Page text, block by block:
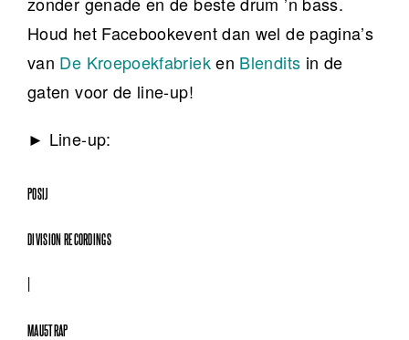
Houd het Facebookevent dan wel de pagina’s
van De Kroepoekfabrieken Blendits in de
gaten voor de line-up!
► Line-up:
POSIJ
DIVISION RECORDINGS
MAU5TRAP